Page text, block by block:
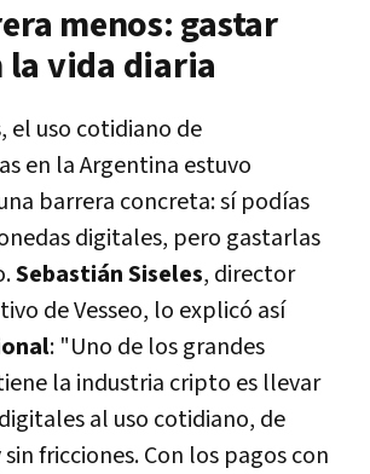
menos: gastar
la vida diaria
el uso cotidiano de
en la Argentina estuvo
barrera concreta: sí podías
digitales, pero gastarlas
Sebastián Siseles, director
de Vesseo, lo explicó así
: "Uno de los grandes
la industria cripto es llevar
al uso cotidiano, de
fricciones. Con los pagos con